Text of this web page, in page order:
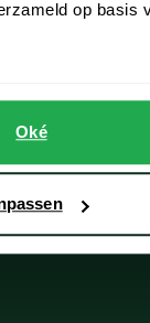
op basis
Oké